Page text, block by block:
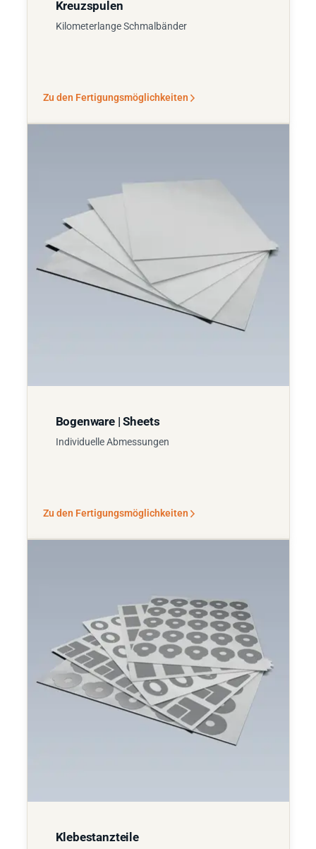
Kreuzspulen
Kilometerlange Schmalbänder
Zu den Fertigungsmöglichkeiten
Bogenware | Sheets
Individuelle Abmessungen
Zu den Fertigungsmöglichkeiten
Klebestanzteile